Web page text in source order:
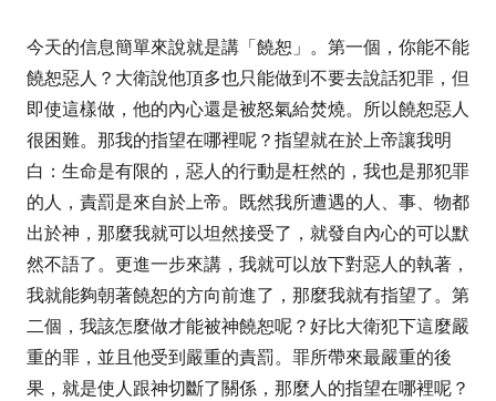
今天的信息簡單來說就是講「饒恕」。第一個，你能不能
饒恕惡人？大衛說他頂多也只能做到不要去說話犯罪，但
即使這樣做，他的內心還是被怒氣給焚燒。所以饒恕惡人
很困難。那我的指望在哪裡呢？指望就在於上帝讓我明
白：生命是有限的，惡人的行動是枉然的，我也是那犯罪
的人，責罰是來自於上帝。既然我所遭遇的人、事、物都
出於神，那麼我就可以坦然接受了，就發自內心的可以默
然不語了。更進一步來講，我就可以放下對惡人的執著，
我就能夠朝著饒恕的方向前進了，那麼我就有指望了。第
二個，我該怎麼做才能被神饒恕呢？好比大衛犯下這麼嚴
重的罪，並且他受到嚴重的責罰。罪所帶來最嚴重的後
果，就是使人跟神切斷了關係，那麼人的指望在哪裡呢？